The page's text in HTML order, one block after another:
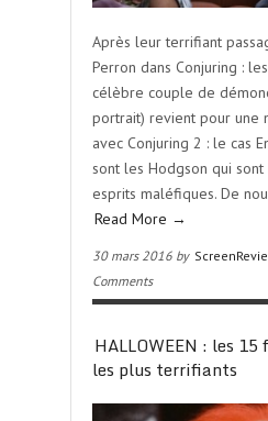
Après leur terrifiant
Perron dans Conjuring :
célèbre couple de
portrait) revient pour une
avec Conjuring 2 : le cas
sont les Hodgson qui
esprits maléfiques. De
Read More →
30 mars 2016 by
Comments
HALLOWEEN : les 15
les plus terrifiants